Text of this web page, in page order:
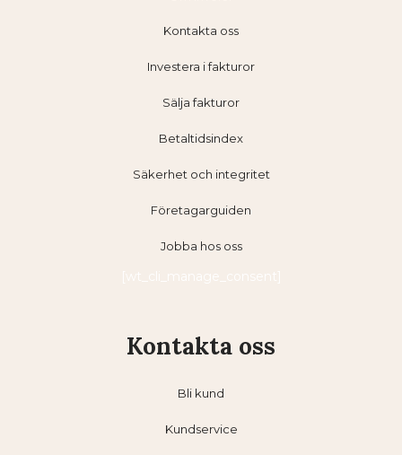
Kontakta oss
Investera i fakturor
Sälja fakturor
Betaltidsindex
Säkerhet och integritet
Företagarguiden
Jobba hos oss
Kontakta oss
Bli kund
Kundservice